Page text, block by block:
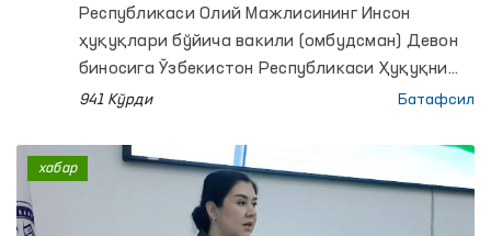
Омбудсман фаолияти билан
танишишди
Республикаси Олий Мажлисининг Инсон
ҳуқуқлари бўйича вакили (омбудсман) Девон
биносига Ўзбекистон Республикаси Ҳуқуқни
муҳофаза қилиш академиясининг “Инсон
магистратураси тингловчилари ташриф
буюришди.
941 Кўрди Батафсил
хабар